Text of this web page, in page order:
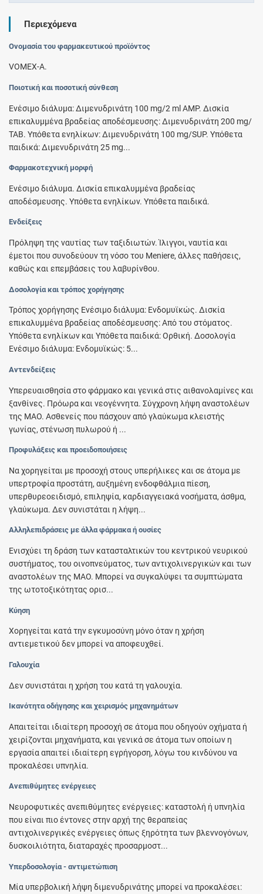
Περιεχόμενα
Ονομασία του φαρμακευτικού προϊόντος
VOMEX-A.
Ποιοτική και ποσοτική σύνθεση
Ενέσιμο διάλυμα: Διμενυδρινάτη 100 mg/2 ml AMP. Δισκία
επικαλυμμένα βραδείας αποδέσμευσης: Διμενυδρινάτη 200 mg/
ΤΑΒ. Υπόθετα ενηλίκων: Διμενυδρινάτη 100 mg/SUP. Υπόθετα
παιδικά: Διμενυδρινάτη 25 mg...
Φαρμακοτεχνική μορφή
Ενέσιμο διάλυμα. Δισκία επικαλυμμένα βραδείας
αποδέσμευσης. Υπόθετα ενηλίκων. Υπόθετα παιδικά.
Ενδείξεις
Πρόληψη της ναυτίας των ταξιδιωτών. Ίλιγγοι, ναυτία και
έμετοι που συνοδεύουν τη νόσο του Meniere, άλλες παθήσεις,
καθώς και επεμβάσεις του λαβυρίνθου.
Δοσολογία και τρόπος χορήγησης
Τρόπος χορήγησης Ενέσιμο διάλυμα: Ενδομυϊκώς. Δισκία
επικαλυμμένα βραδείας αποδέσμευσης: Από του στόματος.
Υπόθετα ενηλίκων και Υπόθετα παιδικά: Ορθική. Δοσολογία
Ενέσιμο διάλυμα: Ενδομυϊκώς: 5...
Αντενδείξεις
Υπερευαισθησία στο φάρμακο και γενικά στις αιθανολαμίνες και
ξανθίνες. Πρόωρα και νεογέννητα. Σύγχρονη λήψη αναστολέων
της ΜΑΟ. Ασθενείς που πάσχουν από γλαύκωμα κλειστής
γωνίας, στένωση πυλωρού ή ...
Προφυλάξεις και προειδοποιήσεις
Να χορηγείται με προσοχή στους υπερήλικες και σε άτομα με
υπερτροφία προστάτη, αυξημένη ενδοφθάλμια πίεση,
υπερθυρεοειδισμό, επιληψία, καρδιαγγειακά νοσήματα, άσθμα,
γλαύκωμα. Δεν συνιστάται η λήψη...
Αλληλεπιδράσεις με άλλα φάρμακα ή ουσίες
Ενισχύει τη δράση των κατασταλτικών του κεντρικού νευρικού
συστήματος, του οινοπνεύματος, των αντιχολινεργικών και των
αναστολέων της ΜΑΟ. Μπορεί να συγκαλύψει τα συμπτώματα
της ωτοτοξικότητας ορισ...
Κύηση
Χορηγείται κατά την εγκυμοσύνη μόνο όταν η χρήση
αντιεμετικού δεν μπορεί να αποφευχθεί.
Γαλουχία
Δεν συνιστάται η χρήση του κατά τη γαλουχία.
Ικανότητα οδήγησης και χειρισμός μηχανημάτων
Απαιτείται ιδιαίτερη προσοχή σε άτομα που οδηγούν οχήματα ή
χειρίζονται μηχανήματα, και γενικά σε άτομα των οποίων η
εργασία απαιτεί ιδιαίτερη εγρήγορση, λόγω του κινδύνου να
προκαλέσει υπνηλία.
Ανεπιθύμητες ενέργειες
Νευροφυτικές ανεπιθύμητες ενέργειες: καταστολή ή υπνηλία
που είναι πιο έντονες στην αρχή της θεραπείας
αντιχολινεργικές ενέργειες όπως ξηρότητα των βλεννογόνων,
δυσκοιλιότητα, διαταραχές προσαρμοστ...
Υπερδοσολογία - αντιμετώπιση
Μία υπερβολική λήψη διμενυδρινάτης μπορεί να προκαλέσει: